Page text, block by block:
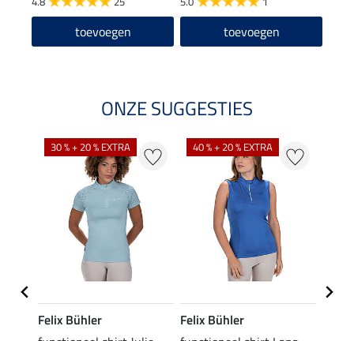
toevoegen toevoegen
ONZE SUGGESTIES
30 % + 20 % EXTRA
Felix Bühler
40 % + 20 % EXTRA
Felix Bühler